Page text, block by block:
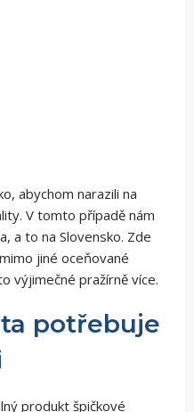
abychom narazili na
V tomto případě nám
a to na Slovensko. Zde
jiné oceňované
výjimečné pražírně více.
potřebuje
produkt špičkové